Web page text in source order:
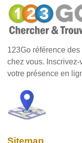
123Go référence
chez vous.
votre présence en
Sitemap